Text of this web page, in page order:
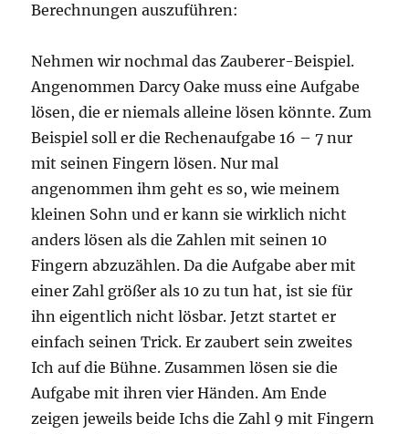
Berechnungen auszuführen:
Nehmen wir nochmal das Zauberer-Beispiel.
Angenommen Darcy Oake muss eine Aufgabe
lösen, die er niemals alleine lösen könnte. Zum
Beispiel soll er die Rechenaufgabe 16 – 7 nur
mit seinen Fingern lösen. Nur mal
angenommen ihm geht es so, wie meinem
kleinen Sohn und er kann sie wirklich nicht
anders lösen als die Zahlen mit seinen 10
Fingern abzuzählen. Da die Aufgabe aber mit
einer Zahl größer als 10 zu tun hat, ist sie für
ihn eigentlich nicht lösbar. Jetzt startet er
einfach seinen Trick. Er zaubert sein zweites
Ich auf die Bühne. Zusammen lösen sie die
Aufgabe mit ihren vier Händen. Am Ende
zeigen jeweils beide Ichs die Zahl 9 mit Fingern